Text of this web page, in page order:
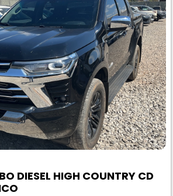
DIESEL HIGH COUNTRY CD